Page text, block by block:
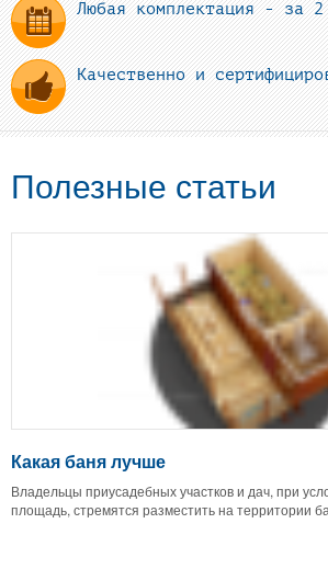
Любая комплектация - за
Качественно и
Полезные статьи
Какая баня лучше
Владельцы приусадебных участков и дач, при
площадь, стремятся разместить на территории